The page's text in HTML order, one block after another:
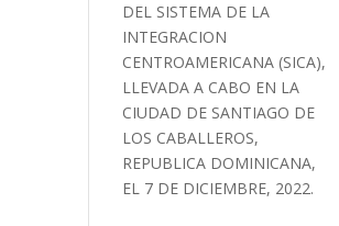
DEL SISTEMA DE LA
INTEGRACION
CENTROAMERICANA (SICA),
LLEVADA A CABO EN LA
CIUDAD DE SANTIAGO DE
LOS CABALLEROS,
REPUBLICA DOMINICANA,
EL 7 DE DICIEMBRE, 2022.